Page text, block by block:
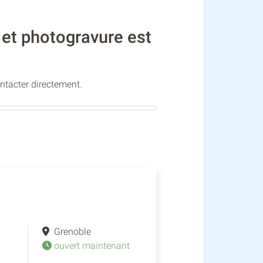
photogravure est
directement.
Grenoble
ouvert maintenant